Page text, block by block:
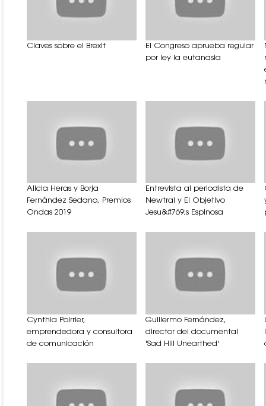
Claves sobre el Brexit
El Congreso aprueba regular
por ley la eutanasia
Alicia Heras y Borja
Fernández Sedano, Premios
Ondas 2019
Entrevista al periodista de
Newtral y El Objetivo
Jesu&#769;s Espinosa
Cynthia Poirrier,
emprendedora y consultora
de comunicación
Guillermo Fernández,
director del documental
'Sad Hill Unearthed'